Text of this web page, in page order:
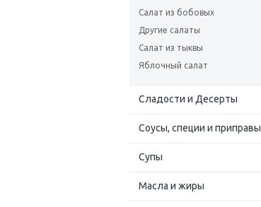
Салат из бобовых
Другие салаты
Салат из тыквы
Яблочный салат
Сладости и Десерты
Соусы, специи и приправы
Супы
Масла и жиры